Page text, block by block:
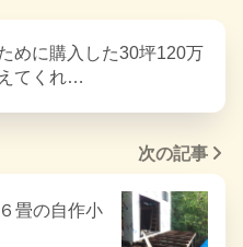
めに購入した30坪120万
てくれ…
次の記事
畳の自作小